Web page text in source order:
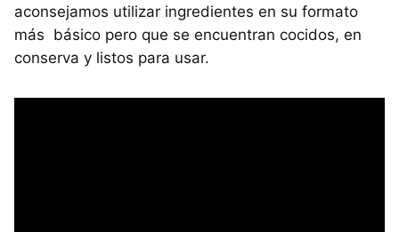
aconsejamos utilizar ingredientes en su formato
más básico pero que se encuentran cocidos, en
conserva y listos para usar.